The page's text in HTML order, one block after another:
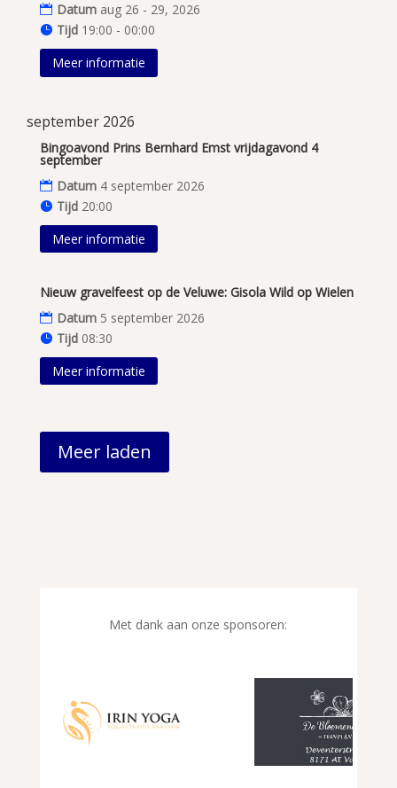
Datum aug 26 - 29, 2026
Tijd 19:00 - 00:00
Meer informatie
september 2026
Bingoavond Prins Bernhard Emst vrijdagavond 4
september
Datum 4 september 2026
Tijd 20:00
Meer informatie
Nieuw gravelfeest op de Veluwe: Gisola Wild op Wielen
Datum 5 september 2026
Tijd 08:30
Meer informatie
Meer laden
Met dank aan onze sponsoren: